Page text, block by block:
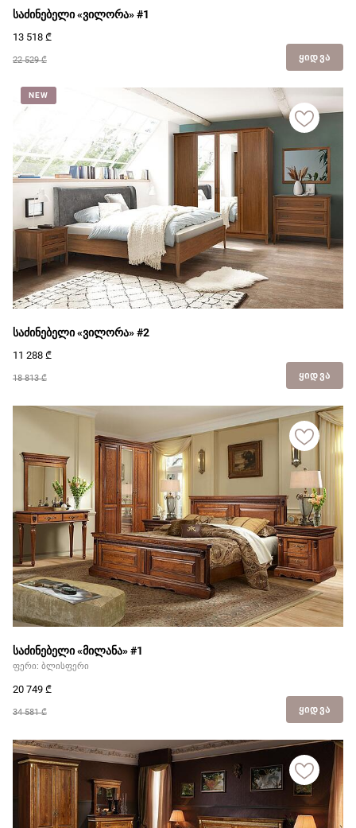
საძინებელი «ვილორა» #1
22 529 ₾
13 518 ₾
ᲧᲘᲓᲕᲐ
NEW
საძინებელი «ვილორა» #2
18 813 ₾
11 288 ₾
ᲧᲘᲓᲕᲐ
საძინებელი «მილანა» #1
ფერი: ბლისფერი
34 581 ₾
20 749 ₾
ᲧᲘᲓᲕᲐ